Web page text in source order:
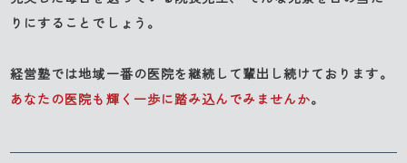
りにすることでしょう。
経営塾では地域一番の医院を継続して輩出し続けております。
あなたの医院も輝く一歩に踏み込んでみませんか。